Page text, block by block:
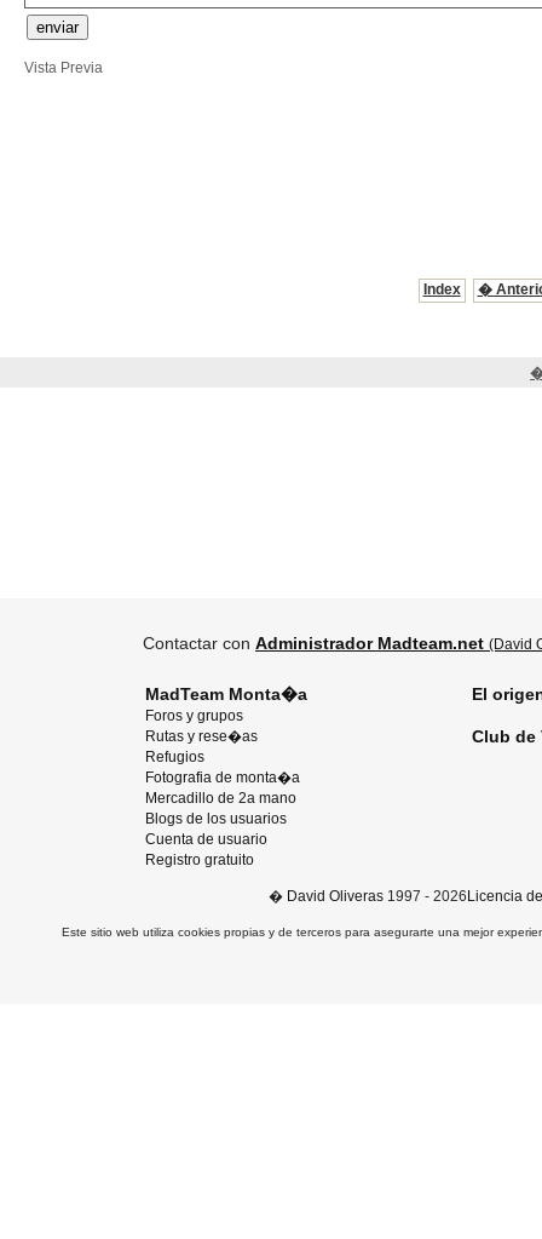
Vista Previa
Index �
�
Contactar con Administrador Madteam.net (David
MadTeam Monta�a
Foros y grupos
Rutas y rese�as
Refugios
Fotografia de monta�a
Mercadillo de 2a mano
Blogs de los usuarios
Cuenta de usuario
Registro gratuito
El
Club de
� David Oliveras1997 - 2026 Licencia
Este sitio web utiliza cookies propias y de terceros para asegurarte una mejor